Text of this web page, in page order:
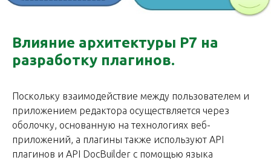
Влияние архитектуры Р7 на
разработку плагинов.
Поскольку взаимодействие между пользователем и
приложением редактора осуществляется через
оболочку, основанную на технологиях веб-
приложений, а плагины также используют API
плагинов и API DocBuilder с помощью языка